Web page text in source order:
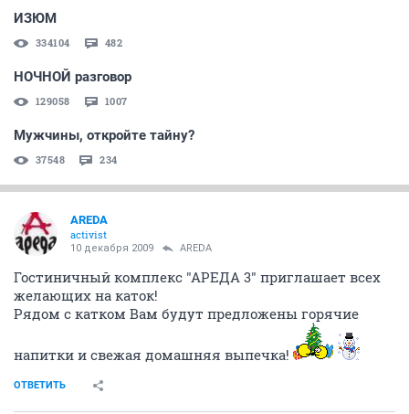
ИЗЮМ
334104 482
НОЧНОЙ разговор
129058 1007
Мужчины, откройте тайну?
37548 234
AREDA
activist
10 декабря 2009 AREDA
Гостиничный комплекс "АРЕДА 3" приглашает всех
желающих на каток!
Рядом с катком Вам будут предложены горячие
напитки и свежая домашняя выпечка!
ОТВЕТИТЬ